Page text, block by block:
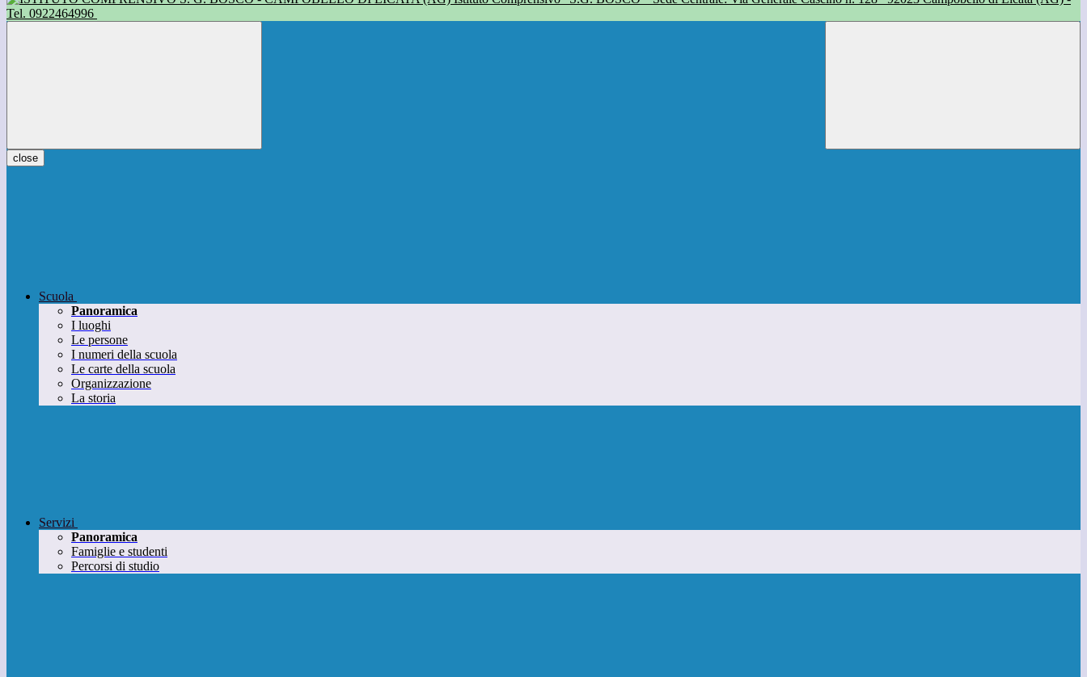
Tel. 0922464996
close
Scuola
Panoramica
I luoghi
Le persone
I numeri della scuola
Le carte della scuola
Organizzazione
La storia
Servizi
Panoramica
Famiglie e studenti
Percorsi di studio